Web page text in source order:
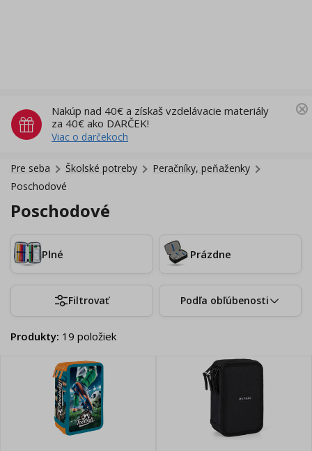
Nakúp nad 40€ a získaš vzdelávacie materiály
za 40€ ako DARČEK!
Viac o darčekoch
Pre seba Školské potreby
Peračníky, peňaženky
Poschodové
Poschodové
Plné Prázdne
Filtrovať Podľa obľúbenosti
Produkty: 19 položiek